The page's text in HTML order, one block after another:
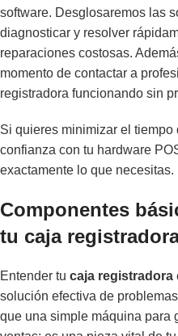
software. Desglosaremos las
diagnosticar y resolver
reparaciones costosas.
momento de contactar a
registradora funcionando sin
Si quieres minimizar el
confianza con tu hardware
exactamente lo que necesitas.
Componentes
tu caja
Entender tu caja registradora
solución efectiva de
que una simple máquina para